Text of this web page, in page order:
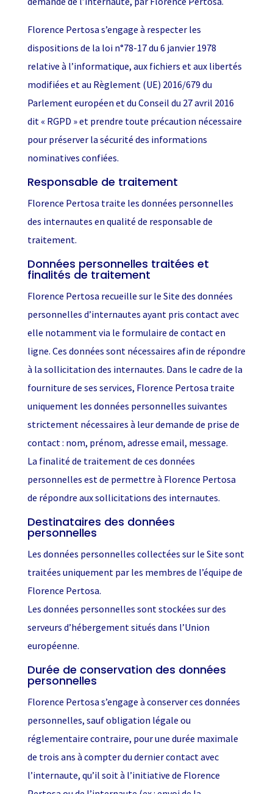
Florence Pertosa s’engage à respecter les
dispositions de la loi n°78-17 du 6 janvier 1978
relative à l’informatique, aux fichiers et aux libertés
modifiées et au Règlement (UE) 2016/679 du
Parlement européen et du Conseil du 27 avril 2016
dit « RGPD » et prendre toute précaution nécessaire
pour préserver la sécurité des informations
nominatives confiées.
Responsable de traitement
Florence Pertosa traite les données personnelles
des internautes en qualité de responsable de
traitement.
Données personnelles traitées et
finalités de traitement
Florence Pertosa recueille sur le Site des données
personnelles d’internautes ayant pris contact avec
elle notamment via le formulaire de contact en
ligne. Ces données sont nécessaires afin de répondre
à la sollicitation des internautes. Dans le cadre de la
fourniture de ses services, Florence Pertosa traite
uniquement les données personnelles suivantes
strictement nécessaires à leur demande de prise de
contact : nom, prénom, adresse email, message.
La finalité de traitement de ces données
personnelles est de permettre à Florence Pertosa
de répondre aux sollicitations des internautes.
Destinataires des données
personnelles
Les données personnelles collectées sur le Site sont
traitées uniquement par les membres de l’équipe de
Florence Pertosa.
Les données personnelles sont stockées sur des
serveurs d’hébergement situés dans l’Union
européenne.
Durée de conservation des données
personnelles
Florence Pertosa s’engage à conserver ces données
personnelles, sauf obligation légale ou
réglementaire contraire, pour une durée maximale
de trois ans à compter du dernier contact avec
l’internaute, qu’il soit à l’initiative de Florence